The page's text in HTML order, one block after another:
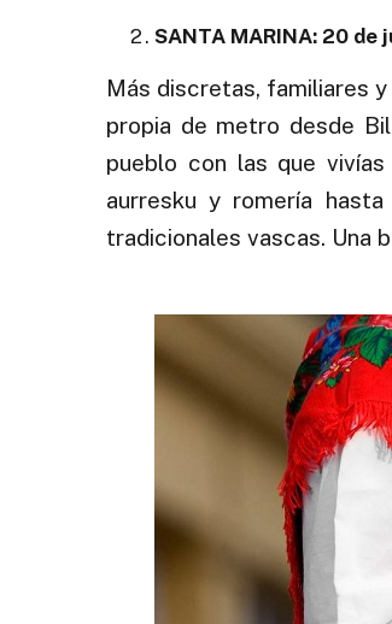
SANTA MARINA: 20 de
Más discretas, familiares
propia de metro desde
pueblo con las que
aurresku y romería
tradicionales vascas. Una